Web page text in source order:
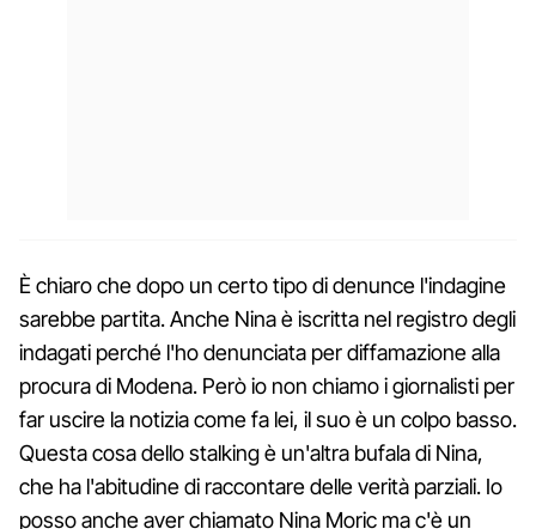
È chiaro che dopo un certo tipo di denunce l'indagine
sarebbe partita. Anche Nina è iscritta nel registro degli
indagati perché l'ho denunciata per diffamazione alla
procura di Modena. Però io non chiamo i giornalisti per
far uscire la notizia come fa lei, il suo è un colpo basso.
Questa cosa dello stalking è un'altra bufala di Nina,
che ha l'abitudine di raccontare delle verità parziali. Io
posso anche aver chiamato Nina Moric ma c'è un